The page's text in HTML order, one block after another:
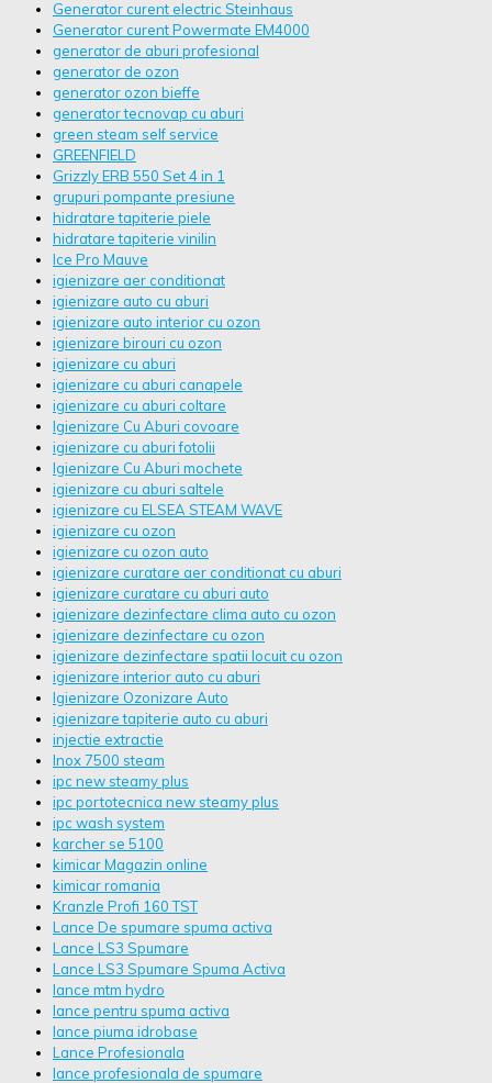
Generator curent electric Steinhaus
Generator curent Powermate EM4000
generator de aburi profesional
generator de ozon
generator ozon bieffe
generator tecnovap cu aburi
green steam self service
GREENFIELD
Grizzly ERB 550 Set 4 in 1
grupuri pompante presiune
hidratare tapiterie piele
hidratare tapiterie vinilin
Ice Pro Mauve
igienizare aer conditionat
igienizare auto cu aburi
igienizare auto interior cu ozon
igienizare birouri cu ozon
igienizare cu aburi
igienizare cu aburi canapele
igienizare cu aburi coltare
Igienizare Cu Aburi covoare
igienizare cu aburi fotolii
Igienizare Cu Aburi mochete
igienizare cu aburi saltele
igienizare cu ELSEA STEAM WAVE
igienizare cu ozon
igienizare cu ozon auto
igienizare curatare aer conditionat cu aburi
igienizare curatare cu aburi auto
igienizare dezinfectare clima auto cu ozon
igienizare dezinfectare cu ozon
igienizare dezinfectare spatii locuit cu ozon
igienizare interior auto cu aburi
Igienizare Ozonizare Auto
igienizare tapiterie auto cu aburi
injectie extractie
Inox 7500 steam
ipc new steamy plus
ipc portotecnica new steamy plus
ipc wash system
karcher se 5100
kimicar Magazin online
kimicar romania
Kranzle Profi 160 TST
Lance De spumare spuma activa
Lance LS3 Spumare
Lance LS3 Spumare Spuma Activa
lance mtm hydro
lance pentru spuma activa
lance piuma idrobase
Lance Profesionala
lance profesionala de spumare